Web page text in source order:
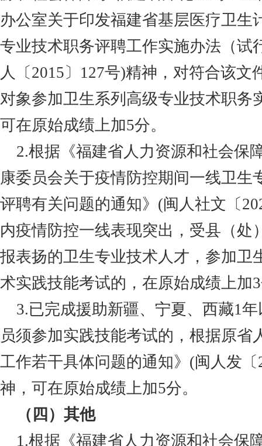
办公室关于印发福建省基层医疗卫生
专业技术职务评聘工作实施办法（试
人
〔 2015〕127号)精神，对符合该文
对象参加卫生系列高级专业技术职务
可在原始成绩上加5分。
2.根据《福建省人力资源和社会保
康委员会关于疫情防控期间一线卫生
评聘有关问题的通知》 (闽人社文 〔
内疫情防控一线表现突出，受县（处
报表扬的卫生专业技术人才，参加卫
术实践技能考试的，在原始成绩上加
3.已完成援助新疆、宁夏、西藏1
员须参加实践技能考试的，根据原省
工作若干具体问题的通知》(闽人发 〔
神，可在原始成绩上加5分。
（四）其他
1.根据《福建省人力资源和社会保